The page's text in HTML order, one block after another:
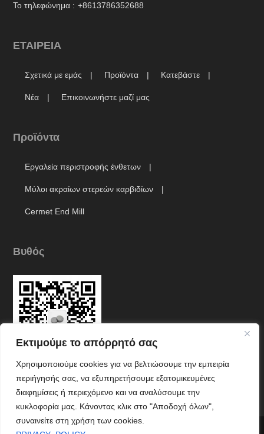
Το τηλεφώνημα : +8613786352688
ΕΤΑΙΡΕΙΑ
Σχετικά με εμάς Προϊόντα Κατεβάστε
Νέα Επικοινωνήστε μαζί μας
Προϊόντα
Εργαλεία περιστροφής ένθετων
Μύλοι ακραίων στερεών καρβιδίων
Cermet End Mill
Βυθός
Link
Εκτιμούμε το απόρρητό σας
Χρησιμοποιούμε cookies για να βελτιώσουμε την εμπειρία
περιήγησής σας, να εξυπηρετήσουμε εξατομικευμένες
διαφημίσεις ή περιεχόμενο και να αναλύσουμε την
κυκλοφορία μας. Κάνοντας κλικ στο "Αποδοχή όλων",
συναινείτε στη χρήση των cookies.